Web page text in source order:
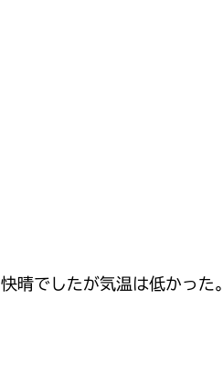
晴でしたが気温は低かった